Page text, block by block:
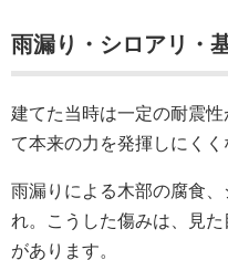
雨漏り・シロアリ・
建てた当時は一定の耐震
て本来の力を発揮しにくく
雨漏りによる木部の腐食
れ。こうした傷みは、見
があります。